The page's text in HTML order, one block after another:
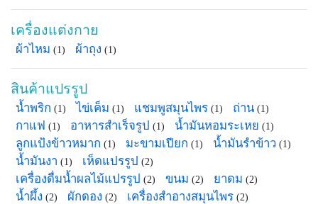
เครื่องแต่งกาย
ผ้าไหม (1) ผ้าถุง (1)
สินค้าแปรรูป
น้ำพริก (1) ไข่เค็ม (1) แชมพูสมุนไพร (1) ถ่าน (1)
กาแฟ (1) อาหารสำเร็จรูป (1) น้ำมันหอมระเหย (1)
ลูกแป้งข้าวหมาก (1) มะขามเปียก (1) น้ำมันรำข้าว (1)
น้ำมันงา (1) เห็ดแปรรูป (2)
เครื่องดื่มน้ำผลไม้แปรรูป (2) ขนม (2) ยาดม (2)
น้ำผึ้ง (2) ผักดอง (2) เครื่องสำอางสมุนไพร (2)